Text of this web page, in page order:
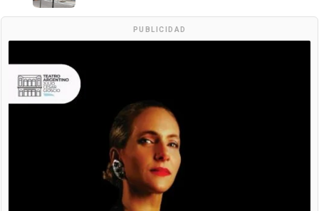
PUBLICIDAD